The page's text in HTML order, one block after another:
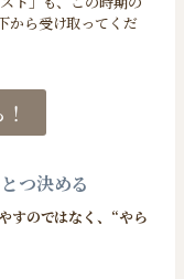
から受け取ってくだ
つ決める
すのではなく、“やら